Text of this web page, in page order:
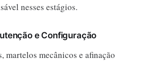
nesses estágios.
e Configuração
martelos mecânicos e afinação